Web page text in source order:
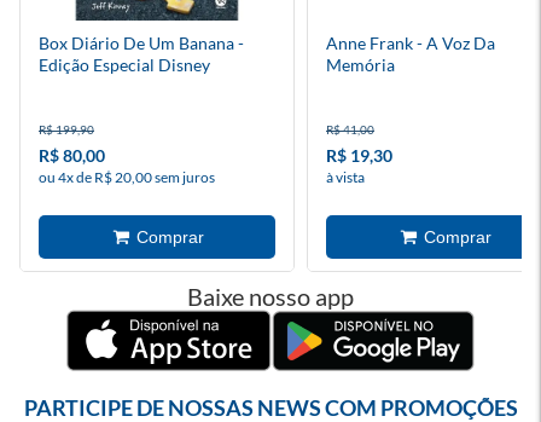
Box Diário De Um Banana -
Edição Especial Disney
R$ 199,90
R$ 80,00
ou 4x de R$ 20,00 sem juros
Anne Frank - A Voz Da
Memória
R$ 41,00
R$ 19,30
à vista
Baixe nosso app
PARTICIPE DE NOSSAS NEWS COM PROMOÇÕES